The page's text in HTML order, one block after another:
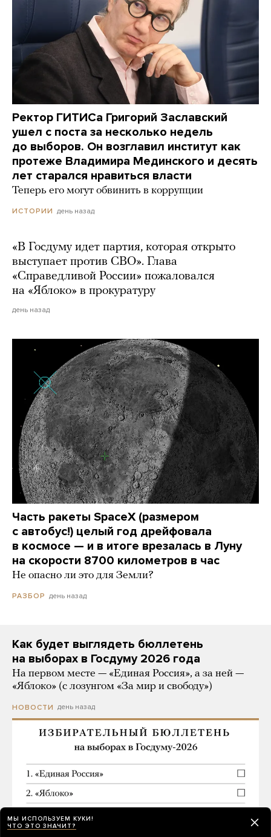
Ректор ГИТИСа Григорий Заславский
ушел с поста за несколько недель
до выборов. Он возглавил институт как
протеже Владимира Мединского и десять
лет старался нравиться власти
Теперь его могут обвинить в коррупции
ИСТОРИИ день назад
«В Госдуму идет партия, которая открыто
выступает против СВО». Глава
«Справедливой России» пожаловался
на «Яблоко» в прокуратуру
день назад
Часть ракеты SpaceX (размером
с автобус!) целый год дрейфовала
в космосе — и в итоге врезалась в Луну
на скорости 8700 километров в час
Не опасно ли это для Земли?
РАЗБОР день назад
Как будет выглядеть бюллетень
на выборах в Госдуму 2026 года
На первом месте — «Единая Россия», а за ней —
«Яблоко» (с лозунгом «За мир и свободу»)
НОВОСТИ день назад
МЫ ИСПОЛЬЗУЕМ КУКИ!
ЧТО ЭТО ЗНАЧИТ?